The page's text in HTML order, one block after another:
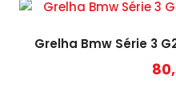
Grelha Bmw Série 3